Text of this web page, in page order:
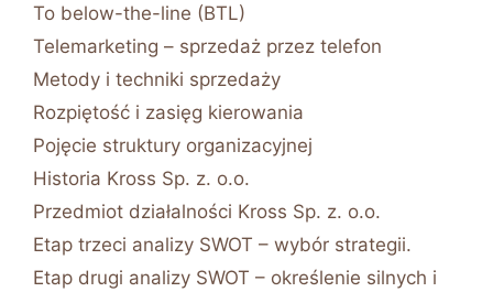
To below-the-line (BTL)
Telemarketing – sprzedaż przez telefon
Metody i techniki sprzedaży
Rozpiętość i zasięg kierowania
Pojęcie struktury organizacyjnej
Historia Kross Sp. z. o.o.
Przedmiot działalności Kross Sp. z. o.o.
Etap trzeci analizy SWOT – wybór strategii.
Etap drugi analizy SWOT – określenie silnych i